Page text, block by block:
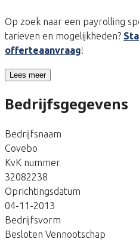
Op zoek naar een payrolling
tarieven en mogelijkheden?
offerteaanvraag!
Lees meer
Bedrijfsgegevens
Bedrijfsnaam
Covebo
KvK nummer
32082238
Oprichtingsdatum
04-11-2013
Bedrijfsvorm
Besloten Vennootschap